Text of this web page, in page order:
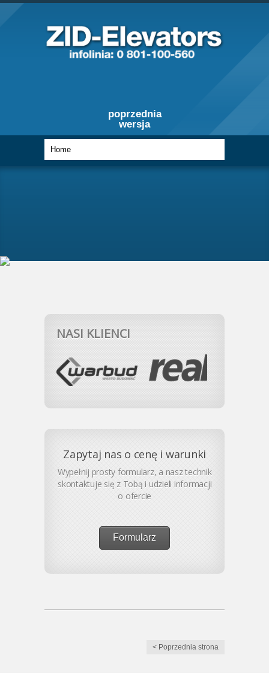
poprzednia
wersja
NASI KLIENCI
Zapytaj nas o cenę i warunki
Wypełnij prosty formularz, a nasz technik
skontaktuje się z Tobą i udzieli informacji
o ofercie
Formularz
< Poprzednia strona